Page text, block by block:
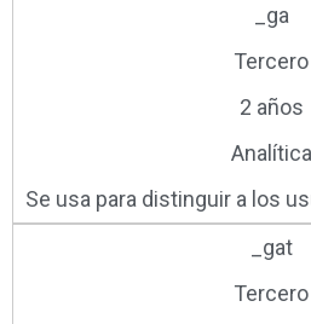
_ga
Tercero
2 años
Analítica
Se usa para distinguir a los
_gat
Tercero